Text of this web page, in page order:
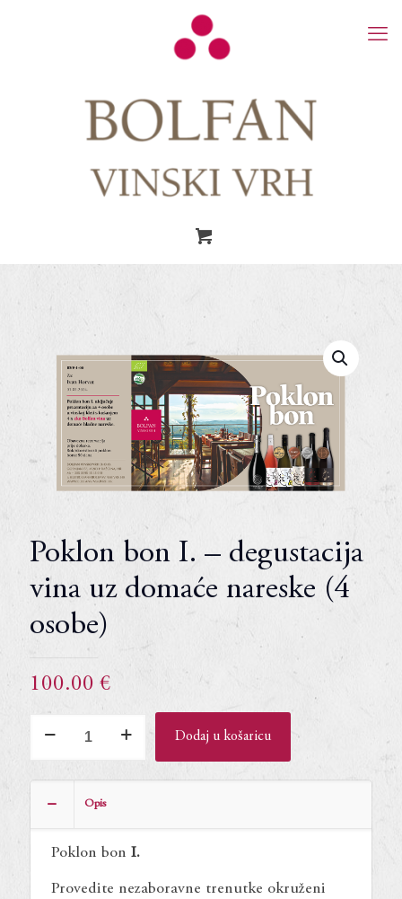
Poklon bon I. – degustacija
vina uz domaće nareske (4
osobe)
100.00 €
domaće
Dodaj u košaricu
Opis
Poklon bonI.
Provedite nezaboravne trenutke okruženi